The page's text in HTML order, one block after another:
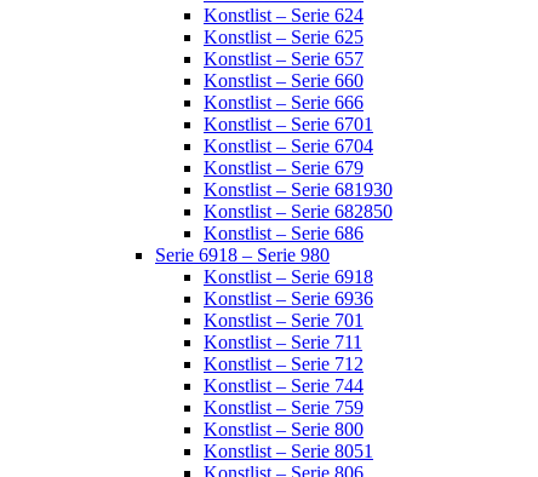
Konstlist – Serie 624
Konstlist – Serie 625
Konstlist – Serie 657
Konstlist – Serie 660
Konstlist – Serie 666
Konstlist – Serie 6701
Konstlist – Serie 6704
Konstlist – Serie 679
Konstlist – Serie 681930
Konstlist – Serie 682850
Konstlist – Serie 686
Serie 6918 – Serie 980
Konstlist – Serie 6918
Konstlist – Serie 6936
Konstlist – Serie 701
Konstlist – Serie 711
Konstlist – Serie 712
Konstlist – Serie 744
Konstlist – Serie 759
Konstlist – Serie 800
Konstlist – Serie 8051
Konstlist – Serie 806